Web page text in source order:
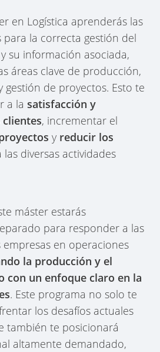
en Logística aprenderás las
para la correcta gestión del
su información asociada,
áreas clave de producción,
gestión de proyectos. Esto te
a lasatisfacción y
, incrementar el
y reducir los
las diversas actividades
máster estarás
para responder a las
empresas en operaciones
la producción y el
con un enfoque claro en la
. Este programa no solo te
los desafíos actuales
también te posicionará
altamente demandado,